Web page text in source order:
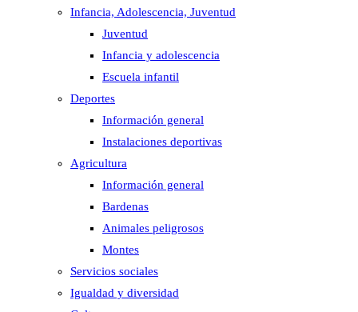
Infancia, Adolescencia, Juventud
Juventud
Infancia y adolescencia
Escuela infantil
Deportes
Información general
Instalaciones deportivas
Agricultura
Información general
Bardenas
Animales peligrosos
Montes
Servicios sociales
Igualdad y diversidad